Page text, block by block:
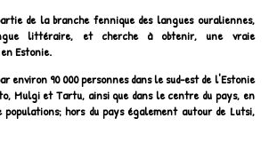
de la branche fennique des langues ouraliennes,
littéraire, et cherche à obtenir, une vraie
Estonie.
environ 90 000 personnes dans le sud-est de l'Estonie
Mulgi et Tartu, ainsi que dans le centre du pays, en
populations; hors du pays également autour de Lutsi,